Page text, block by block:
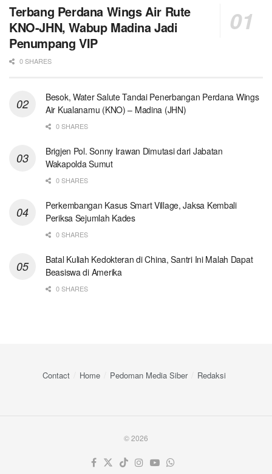
Terbang Perdana Wings Air Rute
KNO-JHN, Wabup Madina Jadi
Penumpang VIP
0 SHARES
Besok, Water Salute Tandai Penerbangan Perdana Wings
Air Kualanamu (KNO) – Madina (JHN)
0 SHARES
Brigjen Pol. Sonny Irawan Dimutasi dari Jabatan
Wakapolda Sumut
0 SHARES
Perkembangan Kasus Smart Village, Jaksa Kembali
Periksa Sejumlah Kades
0 SHARES
Batal Kuliah Kedokteran di China, Santri Ini Malah Dapat
Beasiswa di Amerika
0 SHARES
Contact Home Pedoman Media Siber Redaksi
© 2026